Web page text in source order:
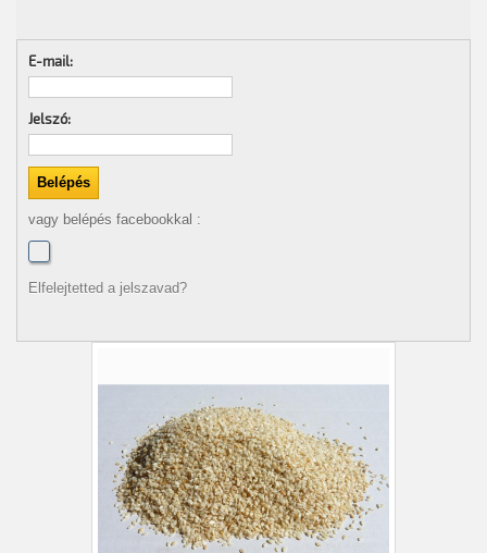
E-mail:
Jelszó:
vagy belépés facebookkal :
Elfelejtetted a jelszavad?